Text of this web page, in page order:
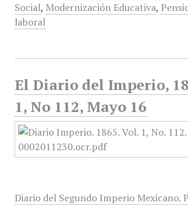
Social, Modernización Educativa,
laboral
El Diario del Imperio,
1, No 112, Mayo 16
Diario del Segundo Imperio Mexicano.